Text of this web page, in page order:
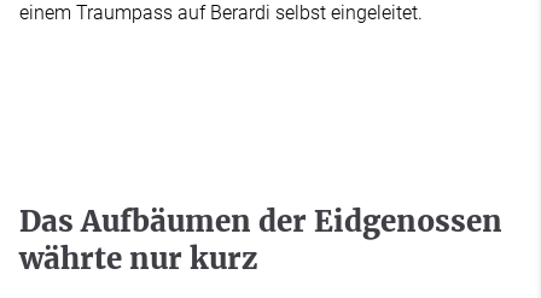
einem Traumpass auf Berardi selbst eingeleitet.
Das Aufbäumen der Eidgenossen
währte nur kurz